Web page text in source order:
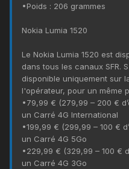
•Poids : 206 grammes
Nokia Lumia 1520
Le Nokia Lumia 1520 est
dans tous les canaux SFR.
disponible uniquement sur
l'opérateur, pour un même
•79,99 € (279,99 – 200 €
un Carré 4G International
•199,99 € (299,99 – 100 €
un Carré 4G 5Go
•229,99 € (329,99 – 100 €
un Carré 4G 3Go